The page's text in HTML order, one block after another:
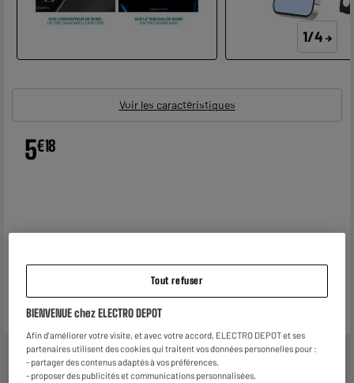
1/4
Voir les caractéristiques
5€18
Tout refuser
BIENVENUE chez ELECTRO DEPOT
Afin d'améliorer votre visite, et avec votre accord, ELECTRO DEPOT et ses
partenaires utilisent des cookies qui traitent vos données personnelles pour :
- partager des contenus adaptés à vos préférences,
- proposer des publicités et communications personnalisées,